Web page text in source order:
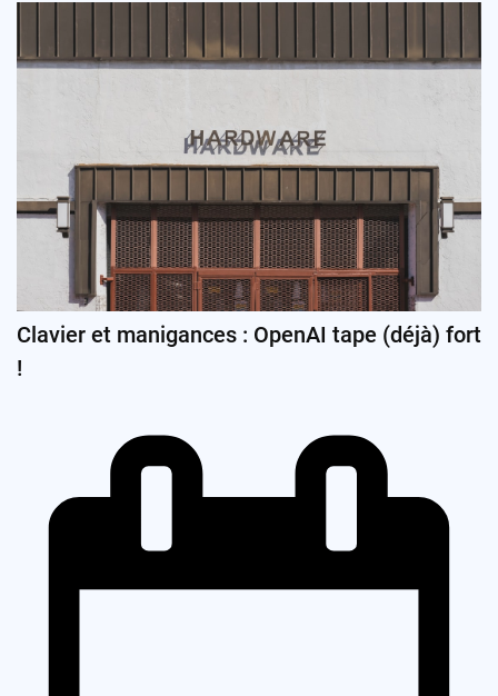
Clavier et manigances : OpenAI tape (déjà) fort
!